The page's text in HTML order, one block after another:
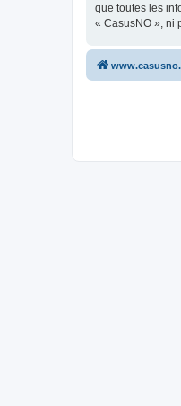
que toutes les
« CasusNO », ni